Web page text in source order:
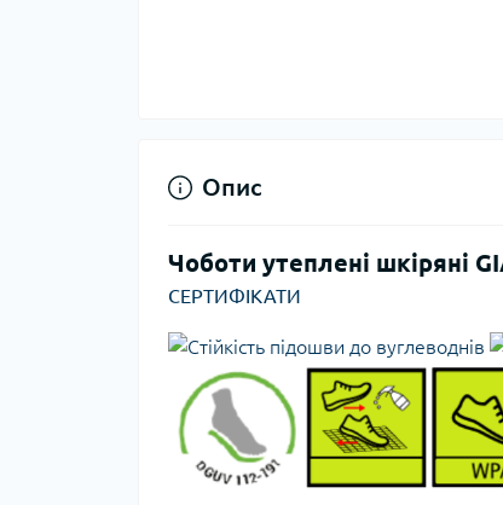
Опис
Чоботи утеплені шкіряні
СЕРТИФІКАТИ